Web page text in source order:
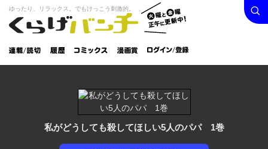
くらげバンチ
火曜と
金曜正
午に更
新中！
ゆったり、リラックス。でもけっこう刺激的。
連載/読
切
履
歴
コミック
漫画
賞
ログイン /
登録
検索
私がどうしても殺してほしい5人のパパ 1巻